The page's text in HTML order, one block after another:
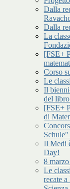
Dalla
Dalla
La
[FSE+
Corso
Le
Il
del libro
[FSE+
di
Il Medi
Day!
8
Le
recate